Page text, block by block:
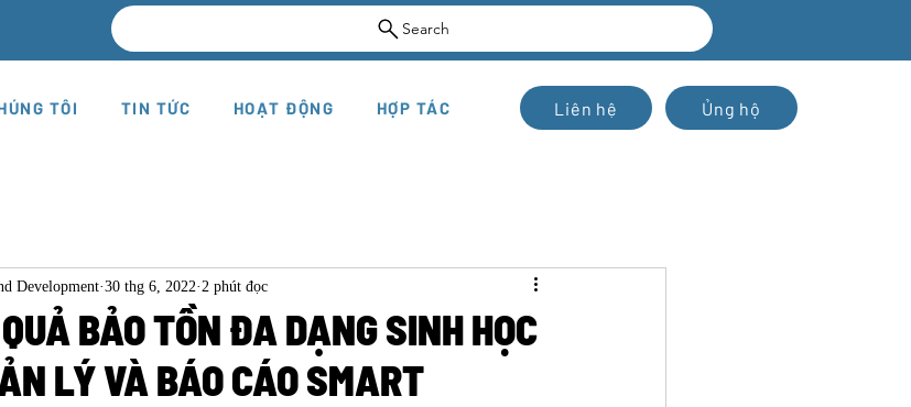
Search
TÔI TIN TỨC HOẠT ĐỘNG HỢP TÁC Liên hệ Ủng hộ
BẢO TỒN ĐA DẠNG SINH HỌC
LÝ VÀ BÁO CÁO SMART
Development 30 thg 6, 2022 2 phút đọc